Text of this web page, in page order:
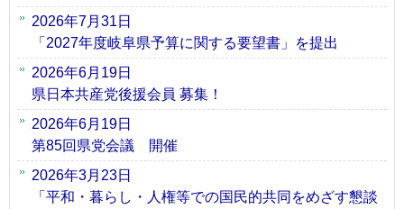
2026年7月31日
「2027年度岐阜県予算に関する要望書」を提出
2026年6月19日
県日本共産党後援会員 募集！
2026年6月19日
第85回県党会議 開催
2026年3月23日
「平和・暮らし・人権等での国民的共同をめざす懇談